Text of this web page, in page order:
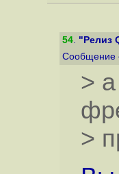
54. "Релиз
Сообщение
>
>